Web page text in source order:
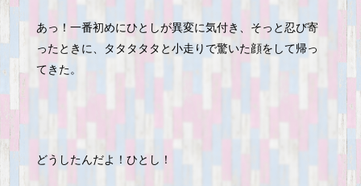
あっ！一番初めにひとしが異変に気付き、そっと忍び寄
ったときに、タタタタタと小走りで驚いた顔をして帰っ
てきた。
どうしたんだよ！ひとし！